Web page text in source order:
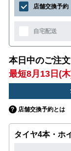
店舗交換予約
自宅配送
本日中のご注
最短8月13日(
店舗交換予約とは
タイヤ4本・ホ